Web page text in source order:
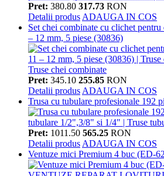
Pret: 380.80 317.73 RON
Detalii produs ADAUGA IN COS
Set chei combinate cu clichet
– 12 mm, 5 piese (30836)
Pret: 345.10 255.85 RON
Detalii produs ADAUGA IN COS
Trusa cu tubulare profesionale 192
Pret: 1011.50 565.25 RON
Detalii produs ADAUGA IN COS
Ventuze mici Premium 4 buc (ED-